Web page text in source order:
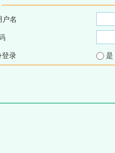
户名
登录